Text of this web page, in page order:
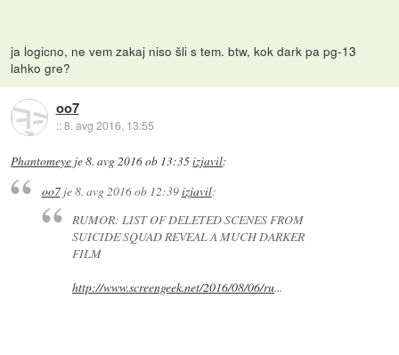
ja logicno, ne vem zakaj niso šli s tem. btw, kok dark pa pg-13
lahko gre?
oo7
::8. avg 2016, 13:55
Phantomeye je8. avg 2016 ob 13:35izjavil:
oo7je8. avg 2016 ob 12:39izjavil:
RUMOR: LIST OF DELETED SCENES FROM
SUICIDE SQUAD REVEAL A MUCH DARKER
FILM
http://www.screengeek.net/2016/08/06/ru...